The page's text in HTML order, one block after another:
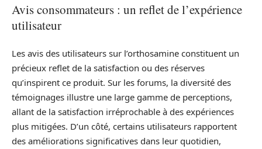
Avis consommateurs : un reflet de l’expérience
utilisateur
Les avis des utilisateurs sur l’orthosamine constituent un
précieux reflet de la satisfaction ou des réserves
qu’inspirent ce produit. Sur les forums, la diversité des
témoignages illustre une large gamme de perceptions,
allant de la satisfaction irréprochable à des expériences
plus mitigées. D’un côté, certains utilisateurs rapportent
des améliorations significatives dans leur quotidien,